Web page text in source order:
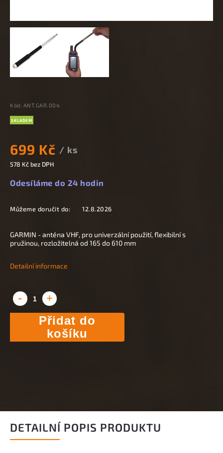
Kód: ANT.GAR.004
SKLADEM
699 Kč / ks
578 Kč bez DPH
Odesíláme do 24 hodin
Můžeme doručit do: 12.8.2026
Přidat do
košíku
GARMIN - anténa VHF, pro univerzální použití, flexibilní s
pružinou, rozložitelná od 165 do 610 mm
Detailní informace
DETAILNÍ POPIS PRODUKTU